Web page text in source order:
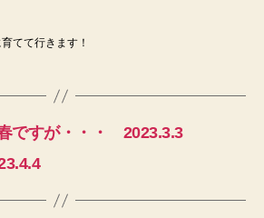
てて行きます！
ですが・・・ 2023.3.3